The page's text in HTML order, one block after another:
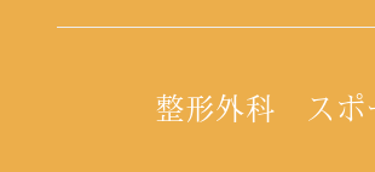
整形外科 スポ